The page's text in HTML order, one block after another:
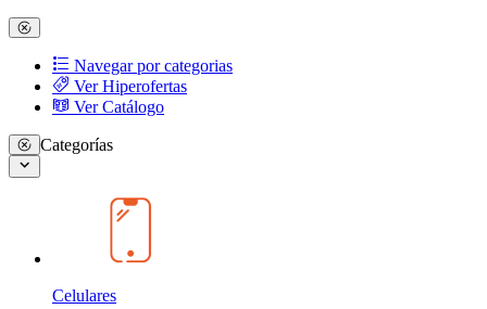
Navegar por categorias
Ver Hiperofertas
Ver Catálogo
Categorías
Celulares